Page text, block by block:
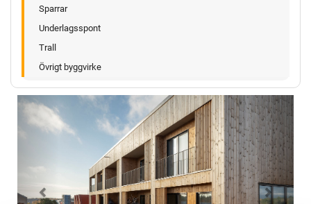
Sparrar
Underlagsspont
Trall
Övrigt byggvirke
Föregående Nästa